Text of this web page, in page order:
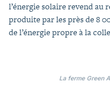
l’énergie solaire revend au
produite par les près de 8
de l’énergie propre à la
La ferme Green